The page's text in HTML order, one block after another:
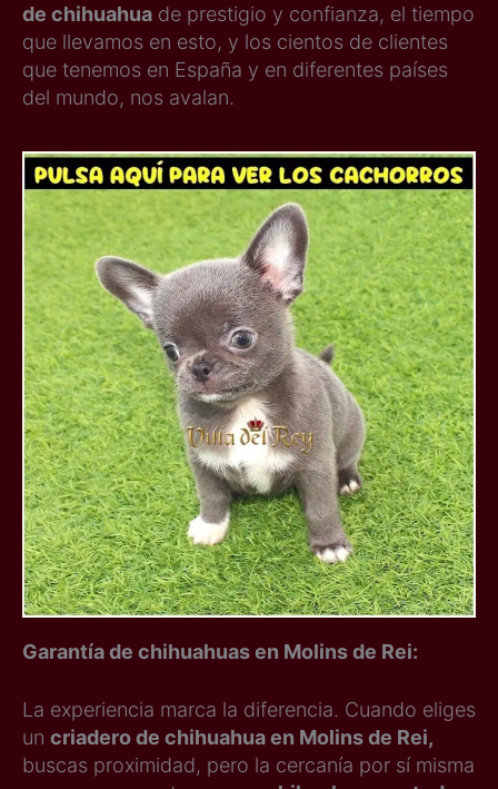
de chihuahua de prestigio y confianza, el tiempo
que llevamos en esto, y los cientos de clientes
que tenemos en España y en diferentes países
del mundo, nos avalan.
Garantía de chihuahuas en Molins de Rei:
La experiencia marca la diferencia. Cuando eliges
un criadero de chihuahua en Molins de Rei,
buscas proximidad, pero la cercanía por sí misma